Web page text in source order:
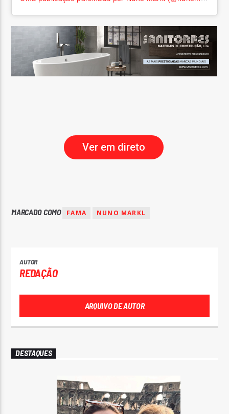
Ver em direto
MARCADO COMO FAMA NUNO MARKL
AUTOR
REDAÇÃO
ARQUIVO DE AUTOR
DESTAQUES